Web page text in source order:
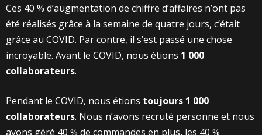
Ces 40 % d’augmentation de chiffre d’affaires n’ont pas
été réalisés grâce à la semaine de quatre jours, c’était
grâce au COVID. Par contre, il s’est passé une chose
incroyable. Avant le COVID, nous étions 1 000
collaborateurs.
Pendant le COVID, nous étions toujours 1 000
collaborateurs. Nous n’avons recruté personne et nous
avons géré 40 % de commandes en plus, les 40 %